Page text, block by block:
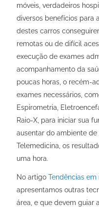
móveis, verdadeiros
diversos benefícios para
destes carros
remotas ou de difícil
execução de exames
acompanhamento da
poucas horas, o recém-
exames necessários,
Espirometria,
Raio-X, para iniciar sua
ausentar do ambiente de
Telemedicina, os
uma hora.
No artigo Tendências em
apresentamos outras
área, e que devem guiar